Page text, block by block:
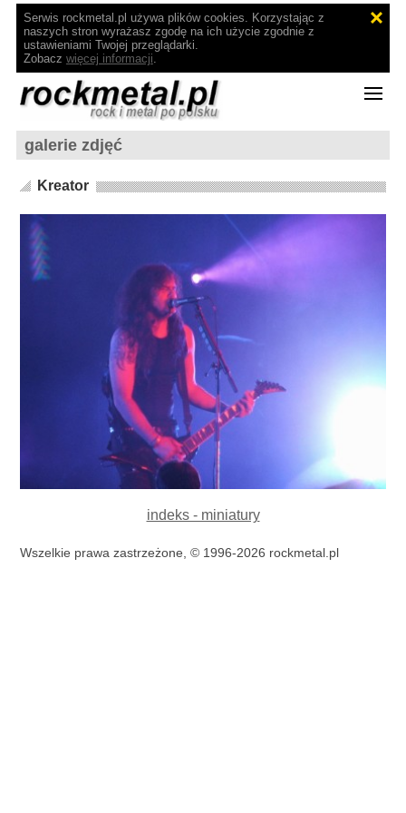
Serwis rockmetal.pl używa plików cookies. Korzystając z
naszych stron wyrażasz zgodę na ich użycie zgodnie z
ustawieniami Twojej przeglądarki.
Zobacz więcej informacji.
galerie zdjęć
Kreator
indeks - miniatury
Wszelkie prawa zastrzeżone, © 1996-2026 rockmetal.pl